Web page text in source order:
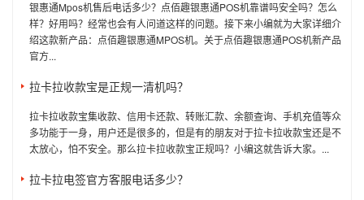
银惠通Mpos机售后电话多少？点佰趣银惠通POS机靠谱吗安全吗？怎么
样？好用吗？经常也会有人问道这样的问题。接下来小编就为大家详细介
绍这款新产品：点佰趣银惠通MPOS机。关于点佰趣银惠通POS机新产品
官方...
拉卡拉收款宝是正规一清机吗？
拉卡拉收款宝集收款、信用卡还款、转账汇款、余额查询、手机充值等众
多功能于一身，用户还是很多的，但是有的朋友对于拉卡拉收款宝还是不
太放心，怕不安全。那么拉卡拉收款宝正规吗？小编这就告诉大家。...
拉卡拉电签官方客服电话多少？